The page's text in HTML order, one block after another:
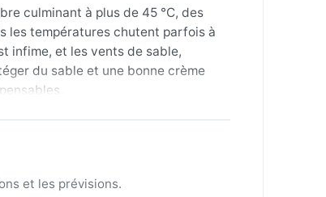
culminant à plus de 45 °C, des
les températures chutent parfois à
infime, et les vents de sable,
du sable et une bonne crème
– autour de 25 °C – et les nuits
en hiver. Les rares pluies,
et ces contrastes
et les prévisions.